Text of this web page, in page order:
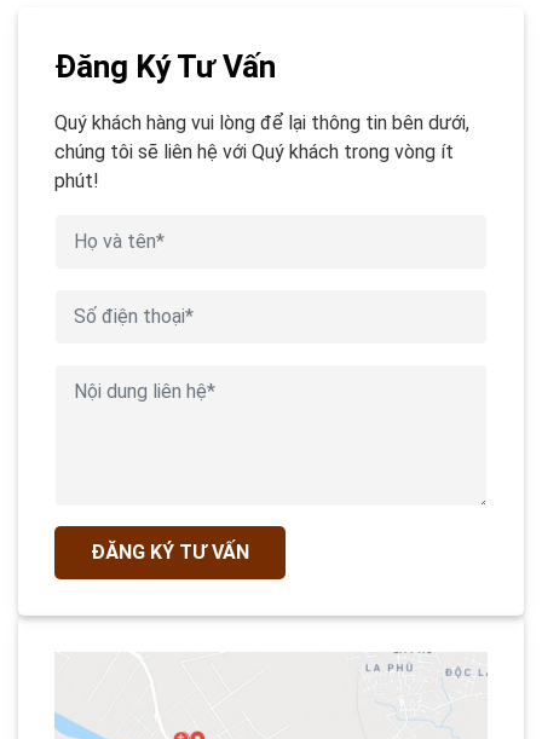
Đăng Ký Tư Vấn
Quý khách hàng vui lòng để lại thông tin bên dưới,
chúng tôi sẽ liên hệ với Quý khách trong vòng ít
phút!
ĐĂNG KÝ TƯ VẤN